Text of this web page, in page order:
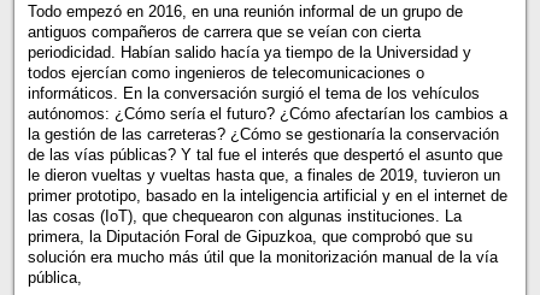
Todo empezó en 2016, en una reunión informal de un grupo de
antiguos compañeros de carrera que se veían con cierta
periodicidad. Habían salido hacía ya tiempo de la Universidad y
todos ejercían como ingenieros de telecomunicaciones o
informáticos. En la conversación surgió el tema de los vehículos
autónomos: ¿Cómo sería el futuro? ¿Cómo afectarían los cambios a
la gestión de las carreteras? ¿Cómo se gestionaría la conservación
de las vías públicas? Y tal fue el interés que despertó el asunto que
le dieron vueltas y vueltas hasta que, a finales de 2019, tuvieron un
primer prototipo, basado en la inteligencia artificial y en el internet de
las cosas (IoT), que chequearon con algunas instituciones. La
primera, la Diputación Foral de Gipuzkoa, que comprobó que su
solución era mucho más útil que la monitorización manual de la vía
pública,